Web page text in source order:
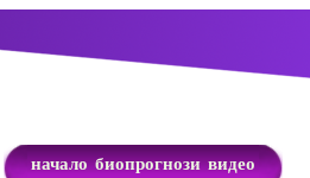
начало биопрогнози видео